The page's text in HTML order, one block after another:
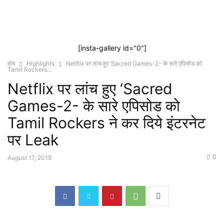
[insta-gallery id="0"]
होम Highlights
Netflix पर लांच हुए ‘Sacred Games-2- के सारे एपिसोड को
Tamil Rockers...
Netflix पर लांच हुए ‘Sacred
Games-2- के सारे एपिसोड को
Tamil Rockers ने कर दिये इंटरनेट
पर Leak
August 17, 2019 0